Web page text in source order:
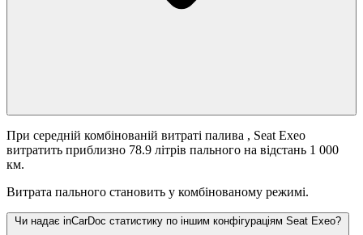
При середній комбінованій витраті палива , Seat Exeo
витратить приблизно 78.9 літрів пального на відстань 1 000
км.
Витрата пального становить у комбінованому режимі.
Чи надає inCarDoc статистику по іншим конфігураціям Seat Exeo?